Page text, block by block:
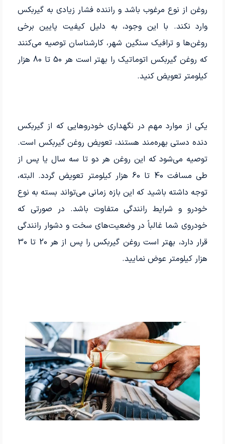
روغن از نوع مرغوب باشد و راننده فشار زیادی به گیربکس
وارد نکند. با این وجود، به دلیل کیفیت پایین برخی
روغن‌ها و ترافیک سنگین شهر، کارشناسان توصیه می‌کنند
که روغن گیربکس اتوماتیک را بهتر است هر 50 تا 80 هزار
کیلومتر تعویض کنید.
یکی از موارد مهم در نگهداری خودروهایی که از گیربکس
دنده دستی بهره‌مند هستند، تعویض روغن گیربکس است.
توصیه می‌شود که این روغن هر دو تا سه سال یا پس از
طی مسافت 40 تا 60 هزار کیلومتر تعویض گردد. البته،
توجه داشته باشید که این بازه زمانی می‌تواند بسته به نوع
خودرو و شرایط رانندگی متفاوت باشد. در صورتی که
خودروی شما غالباً در وضعیت‌های سخت و دشوار رانندگی
قرار دارد، بهتر است روغن گیربکس را پس از هر 20 تا 30
هزار کیلومتر عوض نمایید.